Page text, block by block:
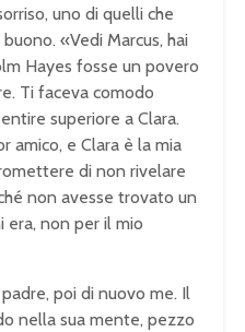
uno di quelli che
«Vedi Marcus, hai
Hayes fosse un povero
Ti faceva comodo
superiore a Clara.
amico, e Clara è la mia
di non rivelare
non avesse trovato un
era, non per il mio
poi di nuovo me. Il
nella sua mente, pezzo